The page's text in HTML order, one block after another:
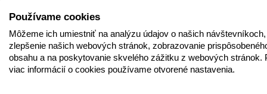
Používame cookies
Môžeme ich umiestniť na analýzu údajov o našich
zlepšenie našich webových stránok, zobrazovanie
obsahu a na poskytovanie skvelého zážitku z webových stránok.
viac informácií o cookies používame otvorené nastavenia.